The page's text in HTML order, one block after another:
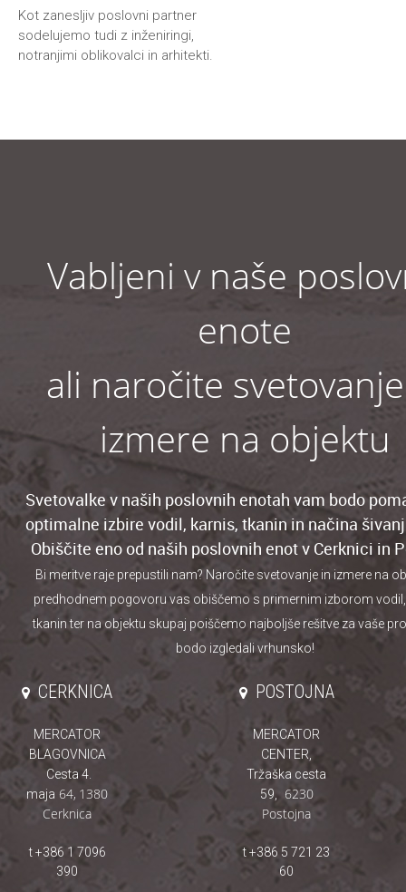
Kot zanesljiv poslovni partner
sodelujemo tudi z inženiringi,
notranjimi oblikovalci in arhitekti.
Vabljeni v naše
enote
ali naročite
izmere na objektu
Svetovalke v naših poslovnih enotah vam bodo
optimalne izbire vodil, karnis, tkanin in načina
Obiščite eno od naših poslovnih enot v Cerknici in
Bi meritve raje prepustili nam? Naročite svetovanjein izmere na
predhodnem pogovoru vas obiščemo s primernim izborom
tkanin ter na objektu skupaj poiščemo najboljše rešitve za vaše
bodo izgledali vrhunsko!
CERKNICA
MERCATOR
BLAGOVNICA
Cesta 4.
maja 64, 1380
Cerknica
t +386 1 7096
390
POSTOJNA
MERCATOR
CENTER,
Tržaška cesta
59,
6230
Postojna
t +386 5 721 23
60